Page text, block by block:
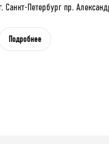
г. Санкт-Петербург пр.
Подробнее